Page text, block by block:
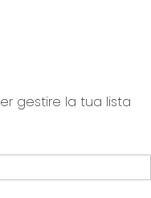
gestire la tua lista